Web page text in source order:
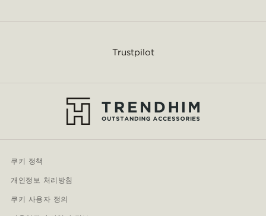
Trustpilot
쿠키 정책
개인정보 처리방침
쿠키 사용자 정의